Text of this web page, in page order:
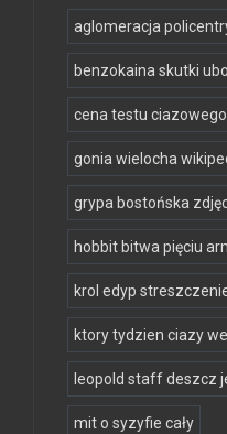
aglomeracja
benzokaina skutki
cena testu ciazowego
gonia wielocha
grypa bostońska
hobbit bitwa pięciu
krol edyp
ktory tydzien ciazy
leopold staff deszcz
mit o syzyfie cały